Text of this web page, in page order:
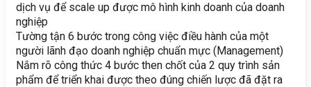
dịch vụ để scale up được mô hình kinh doanh của doanh
nghiệp
Tường tận 6 bước trong công việc điều hành của một
người lãnh đạo doanh nghiệp chuẩn mực (Management)
Nắm rõ công thức 4 bước then chốt của 2 quy trình sản
phẩm để triển khai được theo đúng chiến lược đã đặt ra